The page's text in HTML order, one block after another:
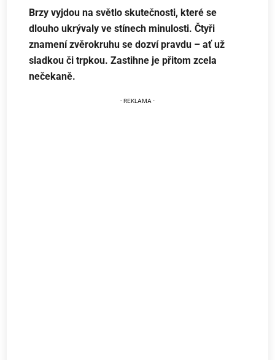
Brzy vyjdou na světlo skutečnosti, které se
dlouho ukrývaly ve stínech minulosti. Čtyři
znamení zvěrokruhu se dozví pravdu – ať už
sladkou či trpkou. Zastihne je přitom zcela
nečekaně.